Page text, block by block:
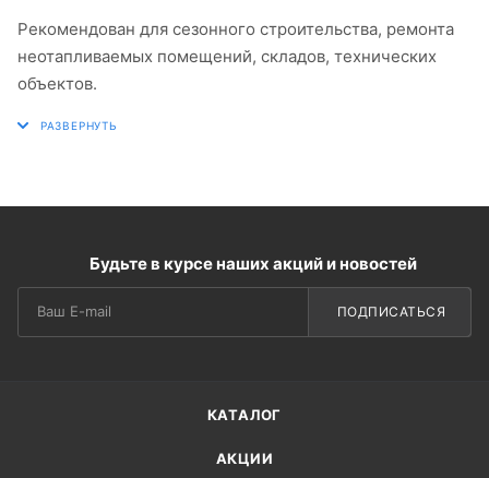
Рекомендован для сезонного строительства, ремонта
неотапливаемых помещений, складов, технических
объектов.
Будьте в курсе наших акций и новостей
ПОДПИСАТЬСЯ
КАТАЛОГ
АКЦИИ